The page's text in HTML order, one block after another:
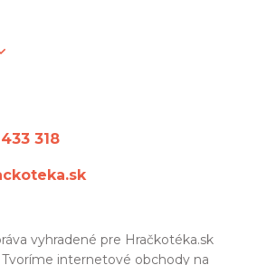
318
vyhradené pre Hračkotéka.sk
Tvoríme internetové obchody na